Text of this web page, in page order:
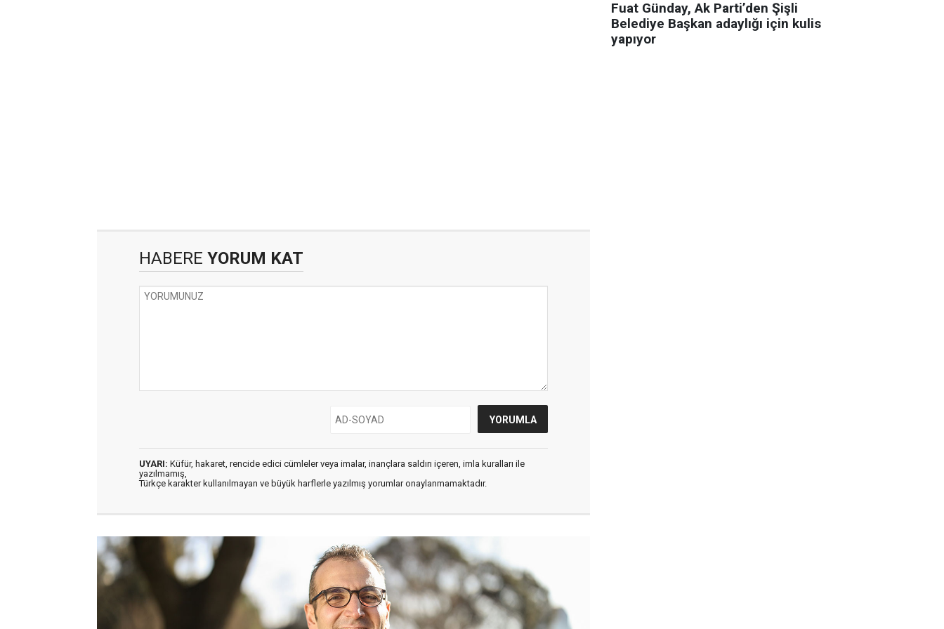
HABERE YORUM KAT
UYARI: Küfür, hakaret, rencide edici cümleler veya imalar, inançlara saldırı içeren, imla kuralları ile
yazılmamış,
Türkçe karakter kullanılmayan ve büyük harflerle yazılmış yorumlar onaylanmamaktadır.
Fuat Günday, Ak Parti’den Şişli
Belediye Başkan adaylığı için kulis
yapıyor